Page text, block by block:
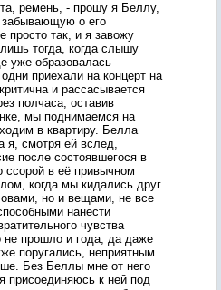
ремень, - прошу я Беллу,
забывающую о его
просто так, и я завожу
тогда, когда слышу
уже образовалась
приехали на концерт на
и рассасывается
полчаса, оставив
мы поднимаемся на
в квартиру. Белла
я, смотря ей вслед,
после состоявшегося в
ссорой в её привычном
когда мы кидались друг
но и вещами, не все
нанести
чувства
не прошло и года, да даже
поругались, неприятным
Без Беллы мне от него
присоединяюсь к ней под